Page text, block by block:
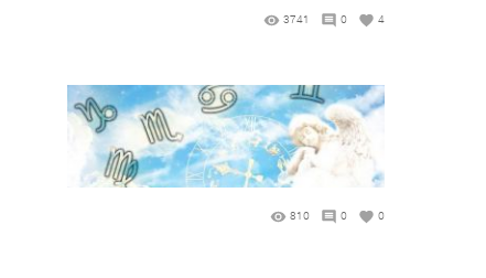
3741 0 4
810 0 0